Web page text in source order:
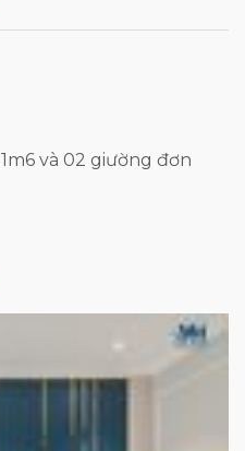
và 02 giường đơn